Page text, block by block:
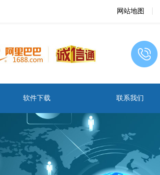
网站地图
软件下载 联系我们